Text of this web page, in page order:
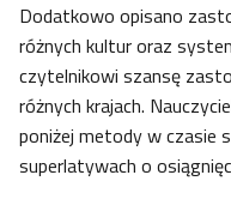
Dodatkowo opisano
różnych kultur oraz
czytelnikowi szansę
różnych krajach.
poniżej metody w czasie
superlatywach o